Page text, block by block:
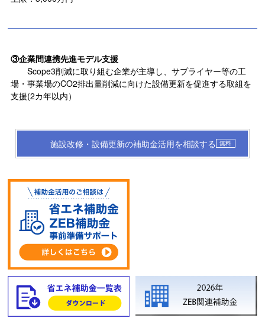
③企業間連携先進モデル支援
Scope3削減に取り組む企業が主導し、サプライヤー等の工
場・事業場のCO2排出量削減に向けた設備更新を促進する取組を
支援(2カ年以内）
施設改修・設備更新の補助金活用を相談する 無料